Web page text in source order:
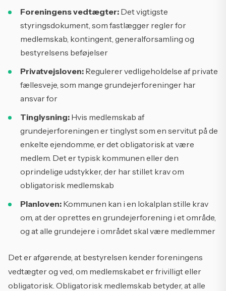
Foreningens vedtægter: Det vigtigste
styringsdokument, som fastlægger regler for
medlemskab, kontingent, generalforsamling og
bestyrelsens beføjelser
Privatvejsloven: Regulerer vedligeholdelse af private
fællesveje, som mange grundejerforeninger har
ansvar for
Tinglysning: Hvis medlemskab af
grundejerforeningen er tinglyst som en servitut på de
enkelte ejendomme, er det obligatorisk at være
medlem. Det er typisk kommunen eller den
oprindelige udstykker, der har stillet krav om
obligatorisk medlemskab
Planloven: Kommunen kan i en lokalplan stille krav
om, at der oprettes en grundejerforening i et område,
og at alle grundejere i området skal være medlemmer
Det er afgørende, at bestyrelsen kender foreningens
vedtægter og ved, om medlemskabet er frivilligt eller
obligatorisk. Obligatorisk medlemskab betyder, at alle